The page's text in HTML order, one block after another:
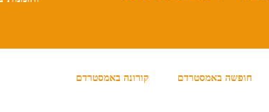
חופשה באמסטרדם קורונה באמסטרדם